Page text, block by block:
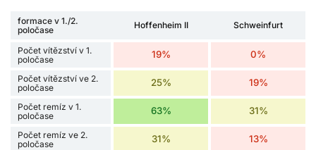
formace v 1./2.
poločase
Hoffenheim II Schweinfurt
Počet vítězství v 1.
poločase
19% 0%
Počet vítězství ve 2.
poločase
25% 19%
Počet remíz v 1.
poločase
63% 31%
Počet remíz ve 2.
poločase
31% 13%